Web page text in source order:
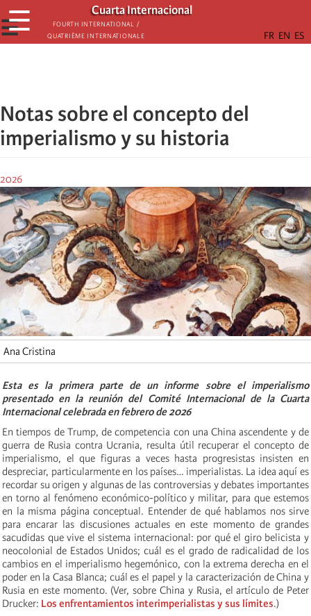
Skip
to
main
Cuarta Internacional
Fourth International /
Quatrième internationale
☰
☰
Notas sobre el concepto del
imperialismo y su historia
2026
Ana Cristina
Esta es la primera parte de un informe sobre el imperialismo
presentado en la reunión del Comité Internacional de la Cuarta
Internacional celebrada en febrero de 2026
En tiempos de Trump, de competencia con una China ascendente y de
guerra de Rusia contra Ucrania, resulta útil recuperar el concepto de
imperialismo, el que figuras a veces hasta progresistas insisten en
despreciar, particularmente en los países… imperialistas. La idea aquí es
recordar su origen y algunas de las controversias y debates importantes
en torno al fenómeno económico-político y militar, para que estemos
en la misma página conceptual. Entender de qué hablamos nos sirve
para encarar las discusiones actuales en este momento de grandes
sacudidas que vive el sistema internacional: por qué el giro belicista y
neocolonial de Estados Unidos; cuál es el grado de radicalidad de los
cambios en el imperialismo hegemónico, con la extrema derecha en el
poder en la Casa Blanca; cuál es el papel y la caracterización de China y
Rusia en este momento. (Ver, sobre China y Rusia, el artículo de Peter
Drucker: Los enfrentamientos interimperialistas y sus límites.)